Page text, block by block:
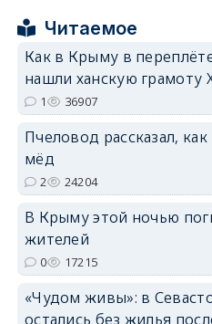
Читаемое
Как в Крыму в
нашли ханскую грамоту
1 36907
Пчеловод рассказал,
мёд
2 24204
В Крыму этой ночью
жителей
0 17215
«Чудом живы»: в
остались без жилья